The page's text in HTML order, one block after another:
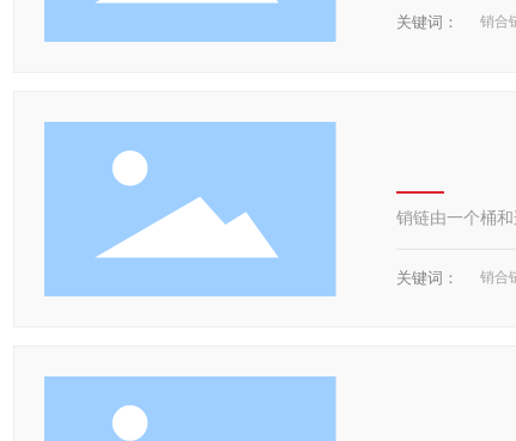
关键词： 销合
销链由一个桶
关键词： 销合